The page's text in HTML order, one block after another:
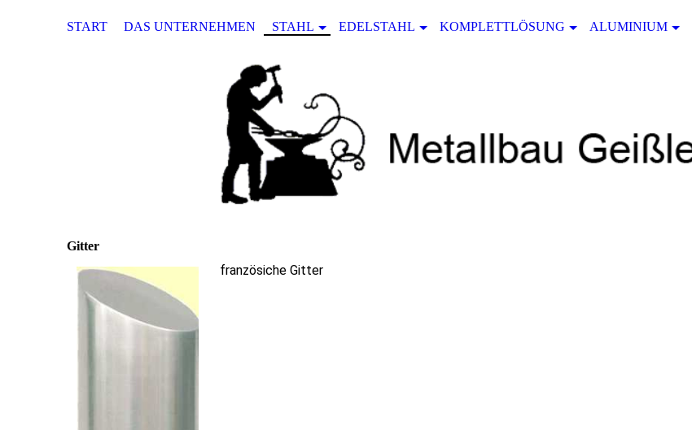
START DAS UNTERNEHMEN STAHL EDELSTAHL KOMPLETTLÖSUNG ALUMINIUM
Gitter
französiche Gitter